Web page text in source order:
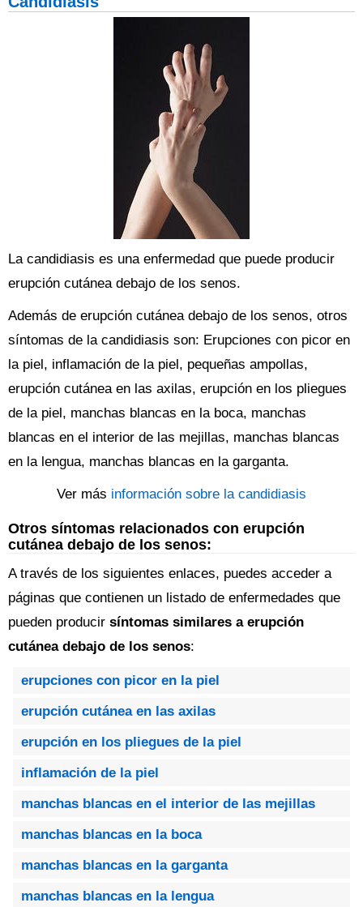
La candidiasis es una enfermedad que puede producir
erupción cutánea debajo de los senos.
Además de erupción cutánea debajo de los senos, otros
síntomas de la candidiasis son: Erupciones con picor en
la piel, inflamación de la piel, pequeñas ampollas,
erupción cutánea en las axilas, erupción en los pliegues
de la piel, manchas blancas en la boca, manchas
blancas en el interior de las mejillas, manchas blancas
en la lengua, manchas blancas en la garganta.
Ver más información sobre la candidiasis
Otros síntomas relacionados con erupción
cutánea debajo de los senos:
A través de los siguientes enlaces, puedes acceder a
páginas que contienen un listado de enfermedades que
pueden producir síntomas similares a erupción
cutánea debajo de los senos:
erupciones con picor en la piel
erupción cutánea en las axilas
erupción en los pliegues de la piel
inflamación de la piel
manchas blancas en el interior de las mejillas
manchas blancas en la boca
manchas blancas en la garganta
manchas blancas en la lengua